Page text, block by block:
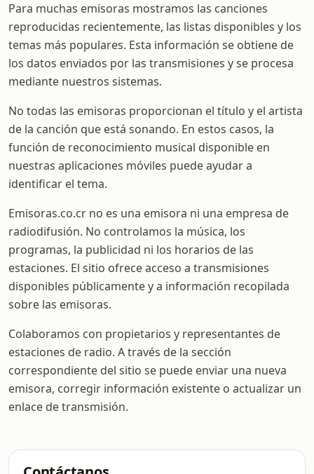
Para muchas emisoras mostramos las canciones
reproducidas recientemente, las listas disponibles y los
temas más populares. Esta información se obtiene de
los datos enviados por las transmisiones y se procesa
mediante nuestros sistemas.
No todas las emisoras proporcionan el título y el artista
de la canción que está sonando. En estos casos, la
función de reconocimiento musical disponible en
nuestras aplicaciones móviles puede ayudar a
identificar el tema.
Emisoras.co.cr no es una emisora ni una empresa de
radiodifusión. No controlamos la música, los
programas, la publicidad ni los horarios de las
estaciones. El sitio ofrece acceso a transmisiones
disponibles públicamente y a información recopilada
sobre las emisoras.
Colaboramos con propietarios y representantes de
estaciones de radio. A través de la sección
correspondiente del sitio se puede enviar una nueva
emisora, corregir información existente o actualizar un
enlace de transmisión.